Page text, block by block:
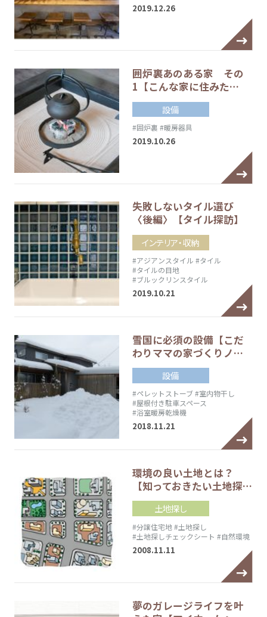
2019.12.26
囲炉裏あのある家 その
1【こんな家に住みた…
設備
#囲炉裏 #暖房器具
2019.10.26
失敗しないタイル選び
〈後編〉【タイル探訪】
インテリア・収納
#アジアンスタイル #タイル
#タイルの目地
#ブルックリンスタイル
2019.10.21
雪国に必須の設備【こだ
わりママの家づくりノ…
設備
#ペレットストーブ#室内物干し
#屋根付き駐車スペース
#浴室暖房乾燥機
2018.11.21
環境の良い土地とは？
【知っておきたい土地探…
土地探し
#分譲住宅地#土地探し
#土地探しチェックシート #自然環境
2008.11.11
夢のガレージライフを叶